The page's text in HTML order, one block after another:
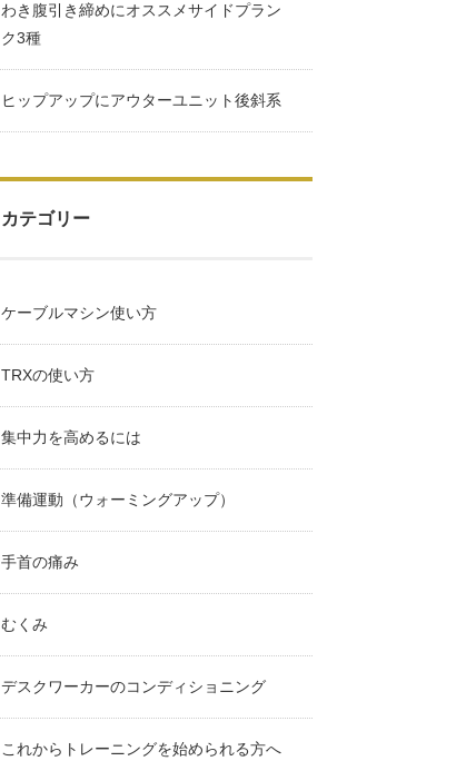
わき腹引き締めにオススメサイドプラン
ク3種
ヒップアップにアウターユニット後斜系
カテゴリー
ケーブルマシン使い方
TRXの使い方
集中力を高めるには
準備運動（ウォーミングアップ）
手首の痛み
むくみ
デスクワーカーのコンディショニング
これからトレーニングを始められる方へ